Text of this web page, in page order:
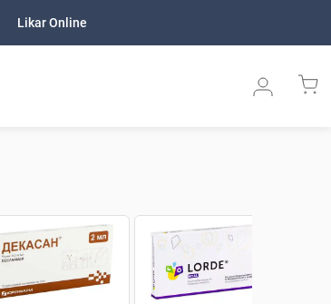
Likar Online